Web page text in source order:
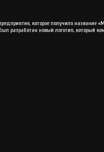
которое получило название
разработан новый логотип, который